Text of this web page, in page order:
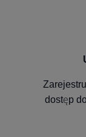
dostęp